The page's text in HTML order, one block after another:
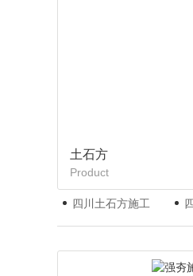
土石方
Product
四川土石方施工